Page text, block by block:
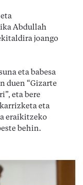
Abdullah
joango
eta babesa
duen “Gizarte
eta bere
eta
eraikitzeko
behin.